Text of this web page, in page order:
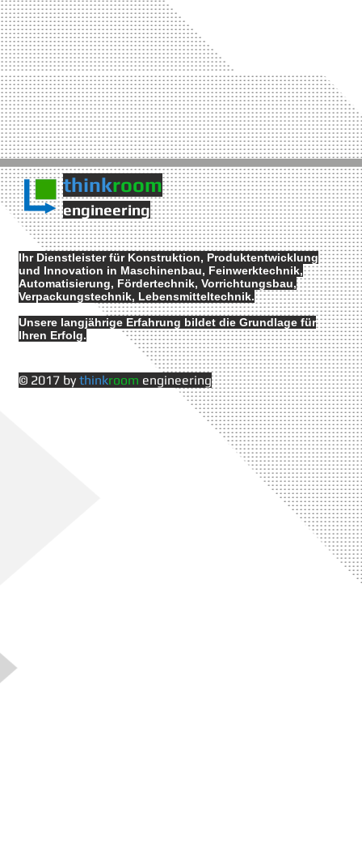
thinkroom
engineering
Ihr Dienstleister für Konstruktion, Produktentwicklung
und Innovation in Maschinenbau, Feinwerktechnik,
Automatisierung, Fördertechnik, Vorrichtungsbau,
Verpackungstechnik, Lebensmitteltechnik.
Unsere langjährige Erfahrung bildet die Grundlage für
Ihren Erfolg.
© 2017 by thinkroom engineering